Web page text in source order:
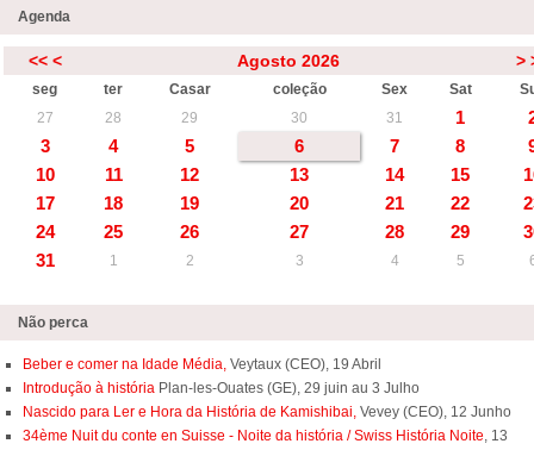
Agenda
<< < Agosto 2026 >
seg ter Casar coleção Sex Sat
27
28 29 30 31 1
3
4 5 6 7 8
10
11 12 13 14 15
17
18 19 20 21 22
24
25 26 27 28 29
31
1 2 3 4 5
Não perca
Beber e comer na Idade Média, Veytaux (CEO), 19 Abril
Introdução à história Plan-les-Ouates (GE), 29 juin au 3 Julho
Nascido para Ler e Hora da História de Kamishibai, Vevey (CEO), 12 Junho
34ème Nuit du conte en Suisse - Noite da história / Swiss História Noite, 13